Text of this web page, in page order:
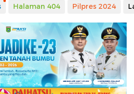
Halaman 404 Pilpres 2024